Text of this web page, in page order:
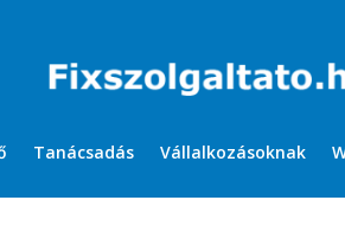
Tanácsadás Vállalkozásoknak